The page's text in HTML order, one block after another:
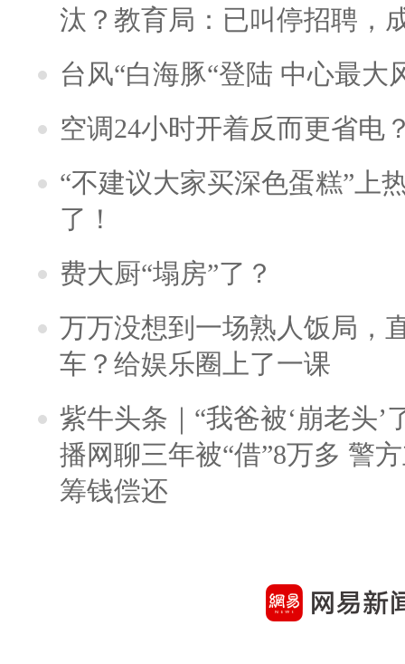
汰？教育局：已叫停招聘，
台风“白海豚“登陆 中心最大
空调24小时开着反而更省电
“不建议大家买深色蛋糕”上
了！
费大厨“塌房”了？
万万没想到一场熟人饭局，
车？给娱乐圈上了一课
紫牛头条｜“我爸被‘崩老头’
播网聊三年被“借”8万多 警
筹钱偿还